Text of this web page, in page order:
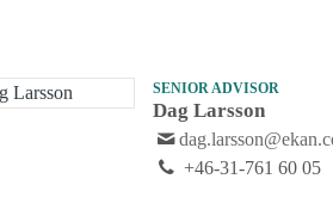
SENIOR ADVISOR
Dag Larsson
+46-31-761 60 05